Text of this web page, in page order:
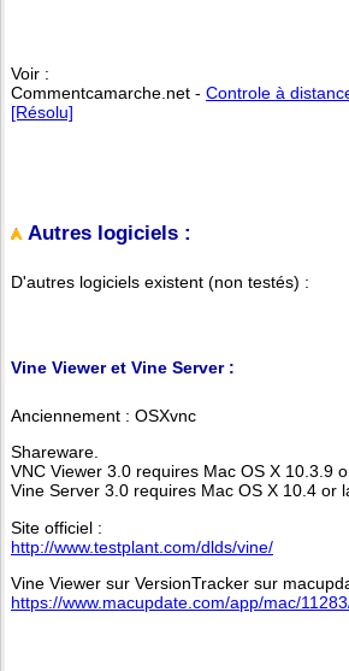
Voir :
Commentcamarche.net - Controle à
[Résolu]
Autres logiciels :
D'autres logiciels existent (non testés) :
Vine Viewer et Vine Server :
Anciennement : OSXvnc
Shareware.
VNC Viewer 3.0 requires Mac OS X 10.3.9
Vine Server 3.0 requires Mac OS X 10.4 or
Site officiel :
http://www.testplant.com/dlds/vine/
Vine Viewer sur VersionTracker sur
https://www.macupdate.com/app/mac/